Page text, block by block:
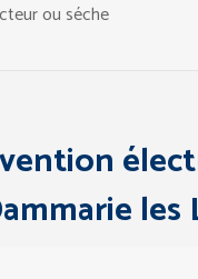
ou séche
les